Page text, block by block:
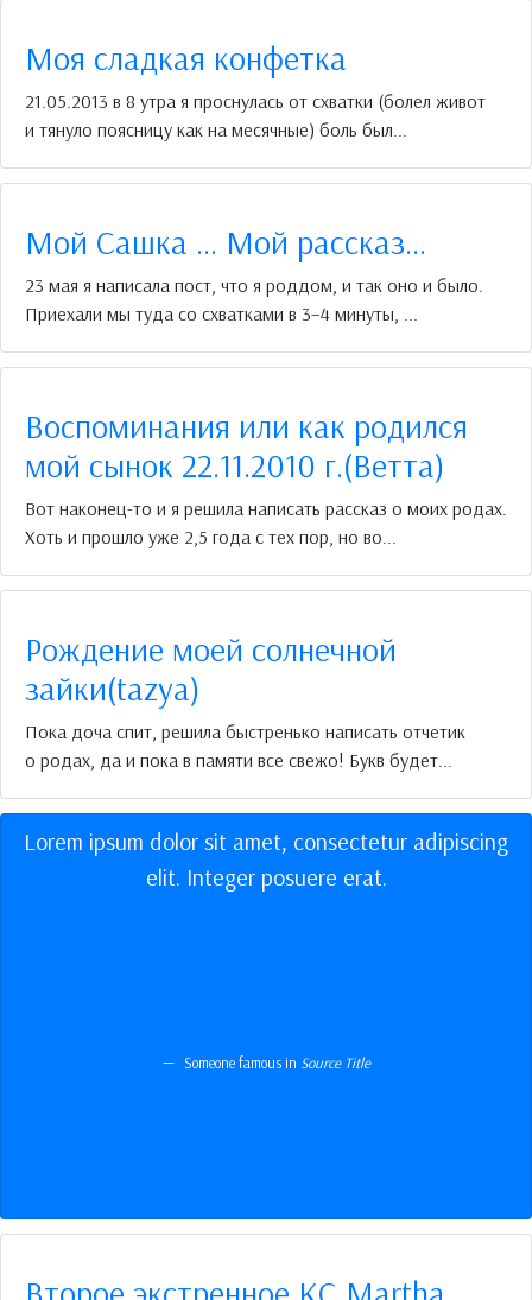
Моя сладкая конфетка
21.05.2013 в 8 утра я проснулась от схватки (болел живот
и тянуло поясницу как на месячные) боль был...
Мой Сашка ... Мой рассказ...
23 мая я написала пост, что я роддом, и так оно и было.
Приехали мы туда со схватками в 3–4 минуты, ...
Воспоминания или как родился
мой сынок 22.11.2010 г.(Ветта)
Вот наконец-то и я решила написать рассказ о моих родах.
Хоть и прошло уже 2,5 года с тех пор, но во...
Рождение моей солнечной
зайки(tazya)
Пока доча спит, решила быстренько написать отчетик
о родах, да и пока в памяти все свежо! Букв будет...
Lorem ipsum dolor sit amet, consectetur adipiscing
elit. Integer posuere erat.
Someone famous in Source Title